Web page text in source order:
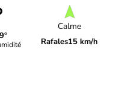
Calme
Rafales15 km/h